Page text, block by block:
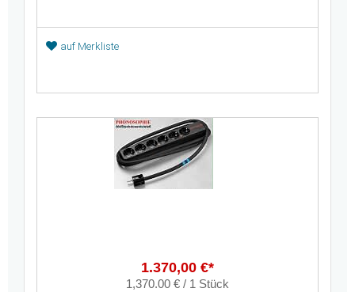
auf Merkliste
1.370,00 €*
1,370.00 € / 1 Stück